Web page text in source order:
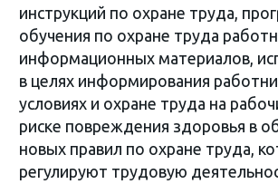
инструкций по охране труда,
обучения по охране труда
информационных материалов,
в целях информирования
условиях и охране труда на
риске повреждения здоровья в
новых правил по охране труда,
регулируют трудовую